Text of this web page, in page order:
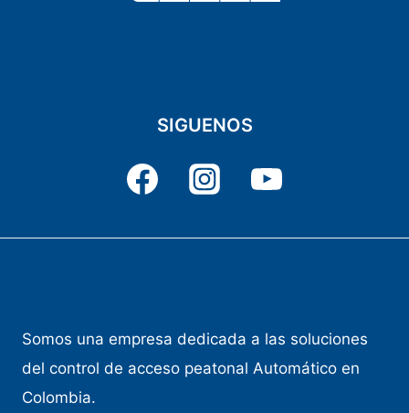
SIGUENOS
Somos una empresa dedicada a las soluciones
del control de acceso peatonal Automático en
Colombia.